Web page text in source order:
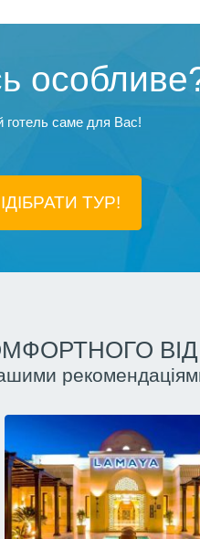
готель саме для Вас!
ТУР!